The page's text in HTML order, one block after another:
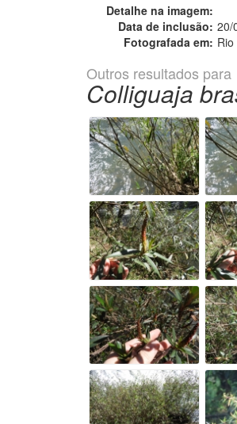
Detalhe na imagem:
Data de inclusão: 20/
Fotografada em:
Outros resultados para
Colliguaja